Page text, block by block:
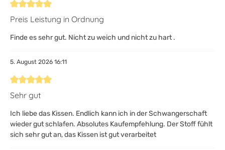
Bewertung mit 5 von 5 Sternen
Preis Leistung in Ordnung
Finde es sehr gut. Nicht zu weich und nicht zu hart .
5. August 2026 16:11
Bewertung mit 5 von 5 Sternen
Sehr gut
Ich liebe das Kissen. Endlich kann ich in der Schwangerschaft
wieder gut schlafen. Absolutes Kaufempfehlung. Der Stoff fühlt
sich sehr gut an, das Kissen ist gut verarbeitet